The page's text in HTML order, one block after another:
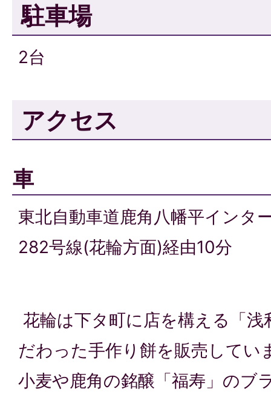
駐車場
2台
アクセス
車
東北自動車道鹿角八幡平インタ
282号線(花輪方面)経由10分
花輪は下タ町に店を構える「
だわった手作り餅を販売してい
小麦や鹿角の銘醸「福寿」のブ